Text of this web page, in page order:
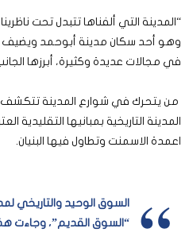
“المدينة التي ألفناها تتبدل تحت
وهو أحد سكان مدينة أبوحمد ويضيف
في مجالات عديدة وكثيرة، أبرزها
من يتحرك في شوارع المدينة تتكشف
المدينة التاريخية بمبانيها التقليدية
اعمدة الاسمنت وتطاول فيها البنيان.
السوق الوحيد والتاريخي
“السوق القديم”، وجاءت